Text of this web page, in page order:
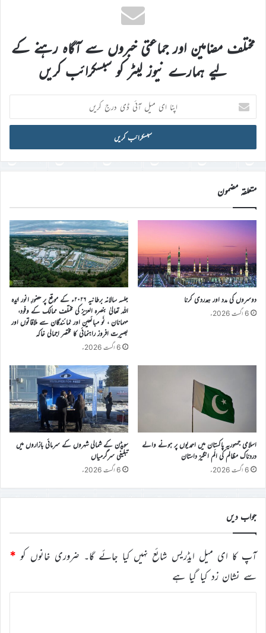
مختلف مضامین اور جماعتی خبروں سے آگاہ رہنے کے
لیے ہمارے نیوز لیٹر کو سبسکرائب کریں
اپنا
ای
میل
ڈی
درج
کریں
متعلقہ مضمون
دوسروں کی مدد اور ہمدردی کرنا
6 اگست 2026ء
جلسہ سالانہ برطانیہ ۲۰۲۶ء کے موقع پر حضورِ انور ایّدہ
الله تعالیٰ بنصرہ العزیز کی مختلف ممالک کے وفود،
مہمانان ، نَو مبائعین اور نمائندگان سے ملاقاتوں اور
بصیرت افروز راہنمائی کا مختصر اجمالی خاکہ
6 اگست 2026ء
اسلامی جمہوریہ پاکستان میں احمدیوں پر ہونے والے
دردناک مظالم کی الَم انگیز داستان
6 اگست 2026ء
سویڈن کے شمالی شہروں کے سرمائی بازاروں میں
تبلیغی سرگرمیاں
6 اگست 2026ء
جواب دیں
آپ کا ای میل ایڈریس شائع نہیں کیا جائے گا۔ ضروری خانوں کو *
سے نشان زد کیا گیا ہے